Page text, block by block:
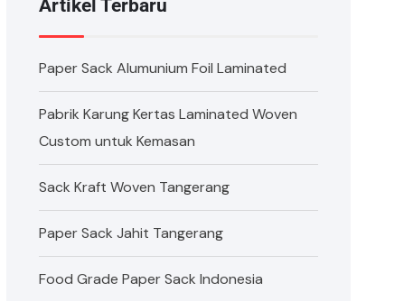
Artikel Terbaru
Paper Sack Alumunium Foil Laminated
Pabrik Karung Kertas Laminated Woven
Custom untuk Kemasan
Sack Kraft Woven Tangerang
Paper Sack Jahit Tangerang
Food Grade Paper Sack Indonesia